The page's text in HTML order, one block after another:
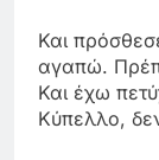
Και
αγαπώ.
Και έχω
Κύπελλο,